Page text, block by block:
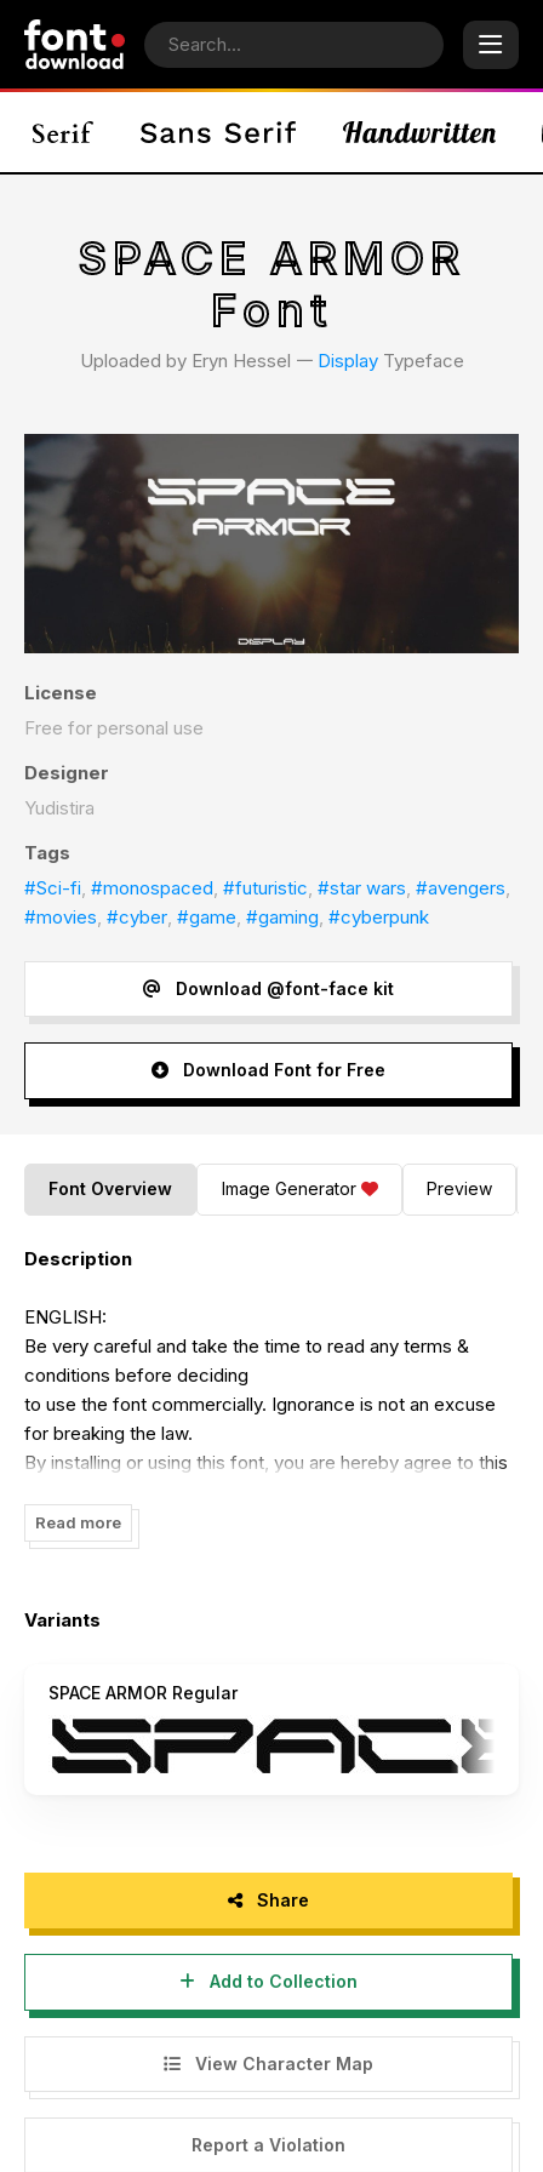
SPACE ARMOR
Font
Uploaded by Eryn Hessel 𑁋 DisplayTypeface
License
Free for personal use
Designer
Yudistira
Tags
#Sci-fi, #monospaced, #futuristic, #star wars, #avengers,
#movies, #cyber, #game, #gaming, #cyberpunk
Download @font-face kit
Download Font for Free
Font Overview Image Generator Preview
Description
ENGLISH:
Be very careful and take the time to read any terms &
conditions before deciding
to use the font commercially. Ignorance is not an excuse
for breaking the law.
By installing or using this font, you are hereby agree to this
1. This font is ONLY FOR PERSONAL USE purposes.
2. NO PROMOTIONAL & NO COMMERCIAL USE
3. You are REQUIRES A LICENSE for Promotional or
https://maknastudio.com/product/space-armor/
dibawah ini:
> Font demo ini hanya dapat digunakan untuk Kebutuhan
"Personal Use"/kebutuhan pribadi, dan untuk keperluan
yang sifatnya tidak "komersil",
atau tidak menghasilkan profit maupun keuntungan dari hasil
memanfaatkan/menggunakan font kami.
Baik itu untuk individu, Agensi Desain Grafis, Percetakan,
Distro atau Perusahaan/Korporasi Periklanan.
> Silakan gunakan lisensi komersial dengan membeli melalui
Read more
Variants
SPACE ARMOR Regular
Share
Add to Collection
View Character Map
Report a Violation